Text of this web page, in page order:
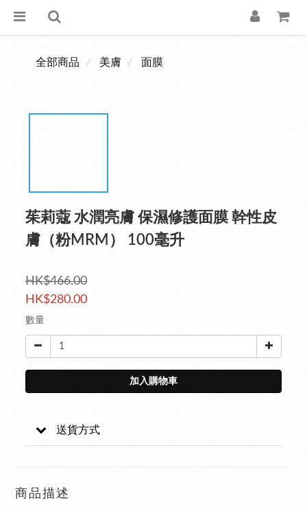
全部商品 美膚 面膜
茱莉蔻 水潤亮膚 保濕修護面膜 幹性皮
膚（粉MRM） 100毫升
HK$466.00
HK$280.00
數量
加入購物車
送貨方式
商品描述